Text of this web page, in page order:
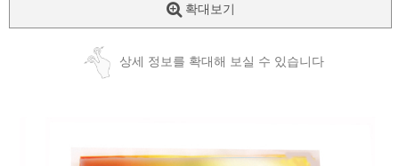
확대보기
상세 정보를 확대해 보실 수 있습니다